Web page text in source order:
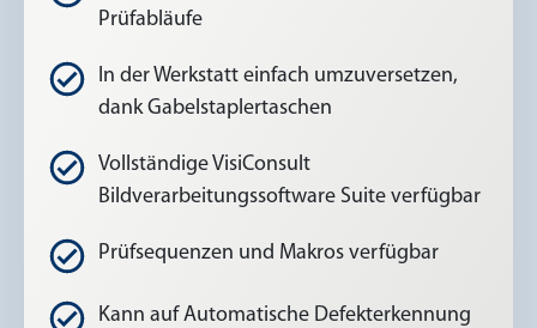
Prüfabläufe
In der Werkstatt einfach umzuversetzen,
dank Gabelstaplertaschen
Vollständige VisiConsult
Bildverarbeitungssoftware Suite verfügbar
Prüfsequenzen und Makros verfügbar
Kann auf Automatische Defekterkennung